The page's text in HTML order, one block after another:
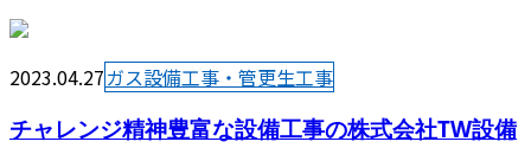
2023.04.27ガス設備工事・管更生工事
チャレンジ精神豊富な設備工事の株式会社TW設備